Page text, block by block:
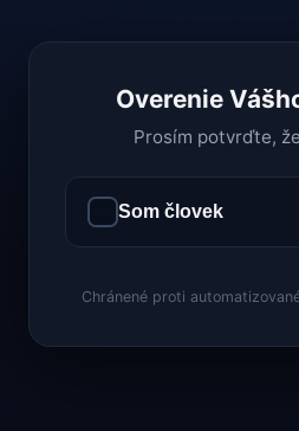
Overenie
Prosím potvrďte,
Som človek
Chránené proti